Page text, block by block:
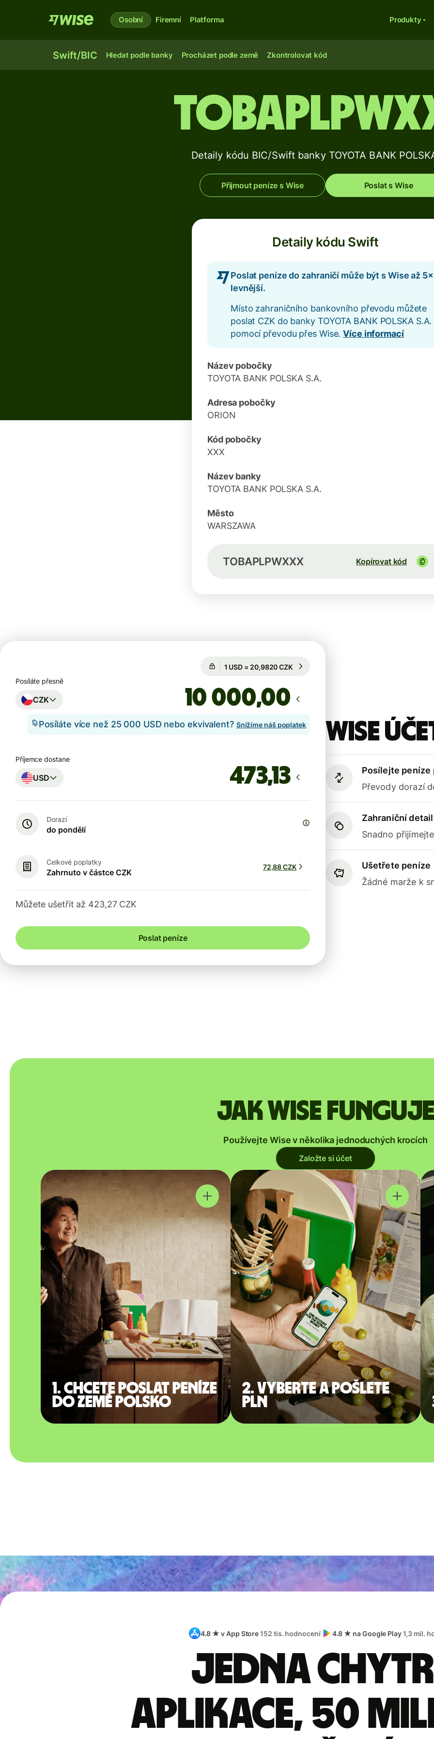
Osobní Firemní Platforma Produkty
Swift/BIC Hledat podle banky Procházet podle země Zkontrolovat kód
Detaily kódu BIC/Swift banky TOYOTA BANK
Přijmout peníze s Wise Poslat s Wise
Detaily kódu Swift
Poslat peníze do zahraničí může být s Wise až 5×
levnější.
Místo zahraničního bankovního převodu můžete
poslat CZK do banky TOYOTA BANK POLSKA S.A.
pomocí převodu přes Wise.Více informací
Název pobočky
TOYOTA BANK POLSKA S.A.
Adresa pobočky
ORION
Kód pobočky
XXX
Název banky
TOYOTA BANK POLSKA S.A.
Město
WARSZAWA
TOBAPLPWXXX Kopírovat kód
Wise
Posílejte peníze
Převody dorazí
Zahraniční
Snadno
Ušetřete peníze
Žádné marže k
Garantován na 56 h
Posíláte přesně
CZK ,00
Posíláte více než 25 000 USD nebo ekvivalent? Snížíme náš poplatek
Příjemce dostane
USD
Dorazí
do pondělí
Celkové poplatky
Zahrnuto v částce CZK
72,88 CZK
Můžete ušetřit až 423,27 CZK
Poslat peníze
Jak Wise funguje
Používejte Wise v několika jednoduchých krocích
Založte si účet
1. Chcete poslat peníze
do země Polsko
2. Vyberte a pošlete
PLN
4.8 ★ v App Store152 tis. hodnocení 4.8 ★ na Google Play1,3 mil.
Jedna
aplikace, 50